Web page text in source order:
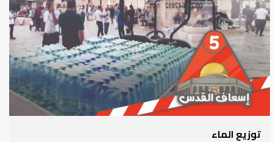
توزيع الماء